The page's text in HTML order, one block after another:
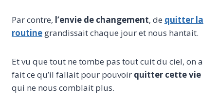
Par contre, l’envie de changement, de quitter la
routine grandissait chaque jour et nous hantait.
Et vu que tout ne tombe pas tout cuit du ciel, on a
fait ce qu’il fallait pour pouvoir quitter cette vie
qui ne nous comblait plus.